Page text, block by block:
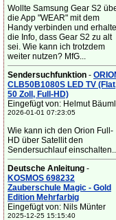
Wollte Samsung Gear S2
die App "WEAR" mit dem
Handy verbinden und erhalte
die Info, dass Gear S2 zu alt
sei. Wie kann ich trotzdem
weiter nutzen? MfG...
Sendersuchfunktion -
CLB50B1080S LED TV
50 Zoll, Full-HD)
Eingefügt von: Helmut
2026-01-01 07:23:05
Wie kann ich den Orion Full-
HD über Satellit den
Sendersuchlauf
Deutsche Anleitung -
KOSMOS 698232
Zauberschule Magic - Gold
Edition Mehrfarbig
Eingefügt von: Nils Münter
2025-12-25 15:15:40